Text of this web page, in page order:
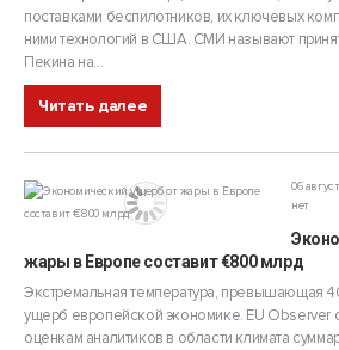
поставками беспилотников, их ключевых
ними технологий в США. СМИ называют
Пекина на...
Читать далее
06
нет
жары в Европе составит €800 млрд
Экстремальная температура, превышающая
ущерб европейской экономике. EU Observer
оценкам аналитиков в области климата